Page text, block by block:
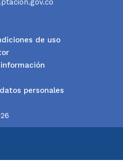
de uso
personales